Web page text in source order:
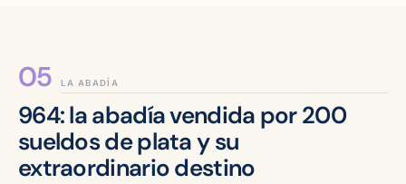
LA ABADÍA
964: la abadía vendida por 200
sueldos de plata y su
extraordinario destino